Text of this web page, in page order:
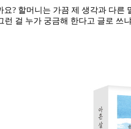
? 할머니는 가끔 제 생각과 다
런 걸 누가 궁금해 한다고 글로 쓰